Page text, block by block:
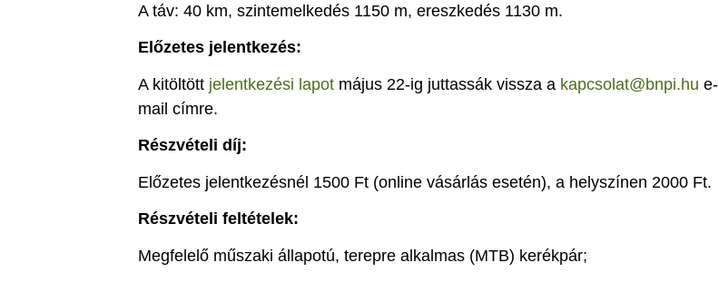
A táv: 40 km, szintemelkedés 1150 m, ereszkedés 1130 m.
Előzetes jelentkezés:
A kitöltött jelentkezési lapot május 22-ig juttassák vissza a kapcsolat@bnpi.hu e-
mail címre.
Részvételi díj:
Előzetes jelentkezésnél 1500 Ft (online vásárlás esetén), a helyszínen 2000 Ft.
Részvételi feltételek:
Megfelelő műszaki állapotú, terepre alkalmas (MTB) kerékpár;